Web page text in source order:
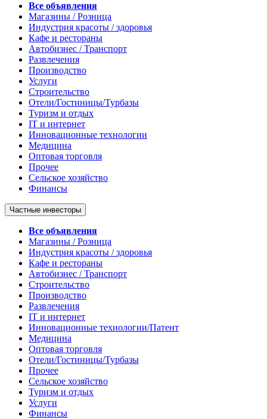
Все объявления
Магазины / Розница
Индустрия красоты / здоровья
Кафе и рестораны
Автобизнес / Транспорт
Развлечения
Производство
Услуги
Строительство
Отели/Гостиницы/Турбазы
Туризм и отдых
IT и интернет
Инновационные технологии
Медицина
Оптовая торговля
Прочее
Сельское хозяйство
Финансы
Частные инвесторы
Все объявления
Магазины / Розница
Индустрия красоты / здоровья
Кафе и рестораны
Автобизнес / Транспорт
Строительство
Производство
Развлечения
IT и интернет
Инновационные технологии/Патент
Медицина
Оптовая торговля
Отели/Гостиницы/Турбазы
Прочее
Сельское хозяйство
Туризм и отдых
Услуги
Финансы